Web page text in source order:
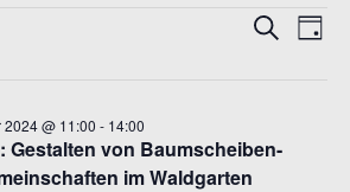
SUCHE
SucheTag
Gestalten von Baumscheiben-
im Waldgarten
@ 11:00 - 14:00